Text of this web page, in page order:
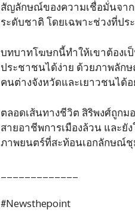
สัญลักษณ์ของความเชื่อมั่นจาก
ระดับชาติ โดยเฉพาะช่วงที่ป
บทบาทโฆษกนี้ทำให้เขาต้องเ
ประชาชนได้ง่าย ด้วยภาพลัก
คนต่างจังหวัดและเยาวชนได้
ตลอดเส้นทางชีวิต สิริพงศ์ถูกม
สายอาชีพการเมืองล้วน และ
ภาพยนตร์ที่สะท้อนเอกลักษณ์
#Newsthepoint